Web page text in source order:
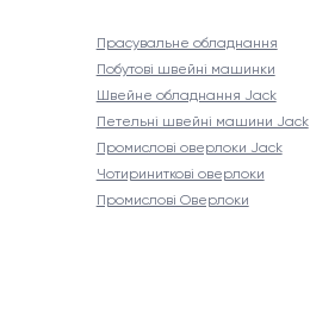
Прасувальне обладнання
Побутові швейні машинки
Швейне обладнання Jack
Петельні швейні машини Jack
Промислові оверлоки Jack
Чотириниткові оверлоки
Промислові Оверлоки